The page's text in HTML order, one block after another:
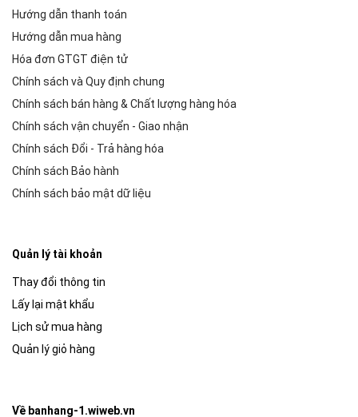
Hướng dẫn thanh toán
Hướng dẫn mua hàng
Hóa đơn GTGT điện tử
Chính sách và Quy định chung
Chính sách bán hàng & Chất lượng hàng hóa
Chính sách vận chuyển - Giao nhận
Chính sách Đổi - Trả hàng hóa
Chính sách Bảo hành
Chính sách bảo mật dữ liệu
Quản lý tài khoản
Thay đổi thông tin
Lấy lại mật khẩu
Lịch sử mua hàng
Quản lý giỏ hàng
Về banhang-1.wiweb.vn